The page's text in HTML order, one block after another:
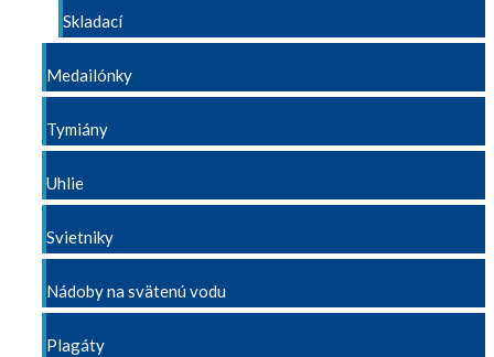
Skladací
Medailónky
Tymiány
Uhlie
Svietniky
Nádoby na svätenú vodu
Plagáty